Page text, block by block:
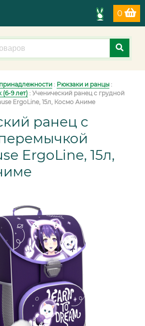
0
: Рюкзаки и ранцы :
(6-9 лет) : Ученический ранец с грудной
ErgoLine, 15л, Космо Аниме
ранец с
ErgoLine, 15л,